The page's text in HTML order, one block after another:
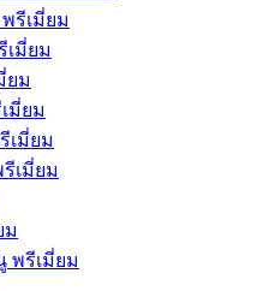
รีเมี่ยม
มี่ยม
ยม
มี่ยม
เมี่ยม
เมี่ยม
ม
พรีเมี่ยม